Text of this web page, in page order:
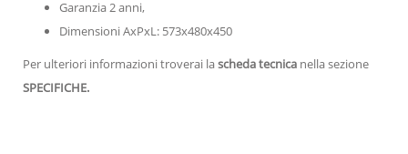
Garanzia 2 anni,
Dimensioni AxPxL: 573x480x450
Per ulteriori informazioni troverai lascheda tecnica nella sezione
SPECIFICHE.